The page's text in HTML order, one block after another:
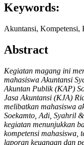
Keywords:
Akuntansi, Kompetensi,
Abstract
Kegiatan magang ini
mahasiswa Akuntansi
Akuntan Publik (KAP)
Jasa Akuntansi (KJA)
melibatkan mahasiswa
Soekamto, Adi, Syahril
kegiatan menunjukkan
kompetensi mahasiswa,
laporan keuangan dan